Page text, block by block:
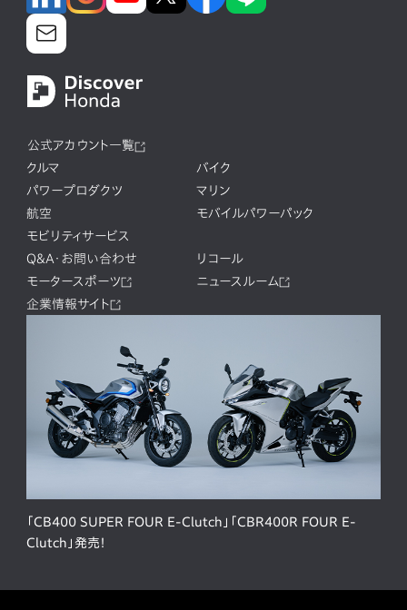
公式アカウント一覧
クルマ
バイク
パワープロダクツ
マリン
航空
モバイルパワーパック
モビリティサービス
Q&A・お問い合わせ
リコール
モータースポーツ
ニュースルーム
企業情報サイト
「CB400 SUPER FOUR E-Clutch」「CBR400R FOUR E-
Clutch」発売！